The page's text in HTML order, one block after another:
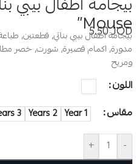
Mouse”
5.50JOD
مدورة, اكمام قصيرة, شورت, خصر
ومريح
اللون
مقاس
1 Year
2 Years
3 Years
-
+